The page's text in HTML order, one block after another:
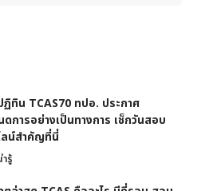
ฏิทิน TCAS70 ทปอ. ประกาศ
ดการอย่างเป็นทางการ เช็กวันสอบ
ลน์สำคัญที่นี่
ารู้